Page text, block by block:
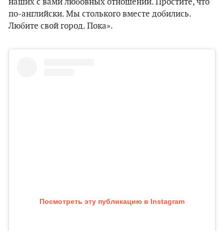
по-английски. Мы столького вместе добились.
Любите свой город. Пока».
Посмотреть эту публикацию в Instagram